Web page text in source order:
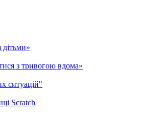
дітьми»
з тривогою вдома»
ситуацій"
Scratch